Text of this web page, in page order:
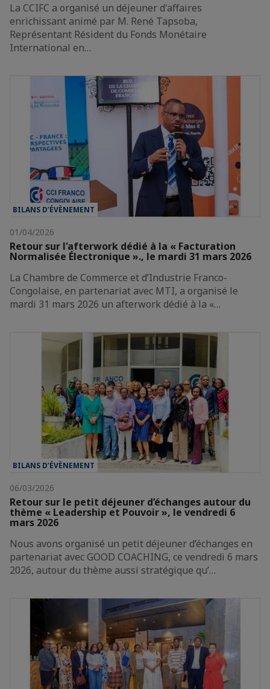
La CCIFC a organisé un déjeuner d'affaires
enrichissant animé par M. René Tapsoba,
Représentant Résident du Fonds Monétaire
International en…
BILANS D’ÉVÈNEMENT
01/04/2026
Retour sur l'afterwork dédié à la « Facturation
Normalisée Électronique »., le mardi 31 mars 2026
La Chambre de Commerce et d’Industrie Franco-
Congolaise, en partenariat avec MTI, a organisé le
mardi 31 mars 2026 un afterwork dédié à la «…
BILANS D’ÉVÈNEMENT
06/03/2026
Retour sur le petit déjeuner d’échanges autour du
thème « Leadership et Pouvoir », le vendredi 6
mars 2026
Nous avons organisé un petit déjeuner d’échanges en
partenariat avec GOOD COACHING, ce vendredi 6 mars
2026, autour du thème aussi stratégique qu’…